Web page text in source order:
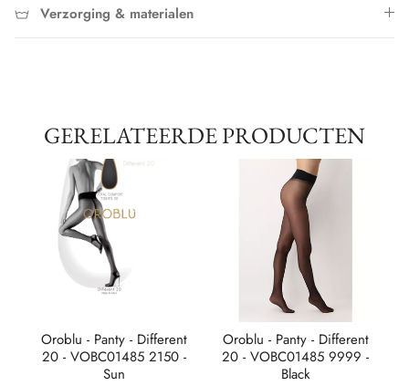
Verzorging & materialen
GERELATEERDE PRODUCTEN
Oroblu - Panty - Different
20 - VOBC01485 2150 -
Sun
Oroblu - Panty - Different
20 - VOBC01485 9999 -
Black